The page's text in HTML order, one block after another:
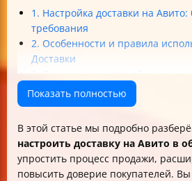
1. Настройка доставки на
требования
2. Особенности и правила
Доставки
доставкой
4. Логистика, упаковка и
5. Влияние доставки на
объявления
Итог: ваш план по настройке
Показать полностью
В этой статье мы подробно
настроить доставку на Авито в
упростить процесс продажи,
повысить доверие покупателей.